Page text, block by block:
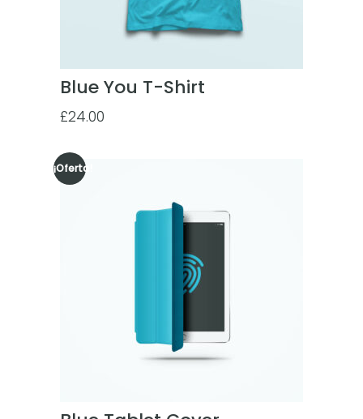
Blue You T-Shirt
£24.00
¡Oferta!